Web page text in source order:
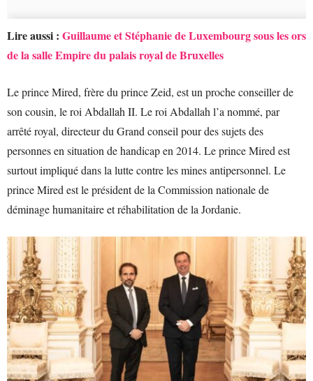
Lire aussi : Guillaume et Stéphanie de Luxembourg sous les ors
de la salle Empire du palais royal de Bruxelles
Le prince Mired, frère du prince Zeid, est un proche conseiller de
son cousin, le roi Abdallah II. Le roi Abdallah l’a nommé, par
arrêté royal, directeur du Grand conseil pour des sujets des
personnes en situation de handicap en 2014. Le prince Mired est
surtout impliqué dans la lutte contre les mines antipersonnel. Le
prince Mired est le président de la Commission nationale de
déminage humanitaire et réhabilitation de la Jordanie.